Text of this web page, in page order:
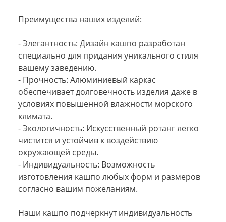
Преимущества наших изделий:
- Элегантность: Дизайн кашпо разработан
специально для придания уникального стиля
вашему заведению.
- Прочность: Алюминиевый каркас
обеспечивает долговечность изделия даже в
условиях повышенной влажности морского
климата.
- Экологичность: Искусственный ротанг легко
чистится и устойчив к воздействию
окружающей среды.
- Индивидуальность: Возможность
изготовления кашпо любых форм и размеров
согласно вашим пожеланиям.
Наши кашпо подчеркнут индивидуальность